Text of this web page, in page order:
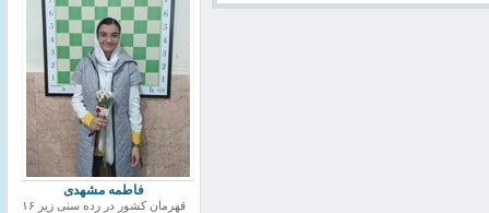
فاطمه مشهدی
قهرمان کشور در رده سنی زیر ۱۶